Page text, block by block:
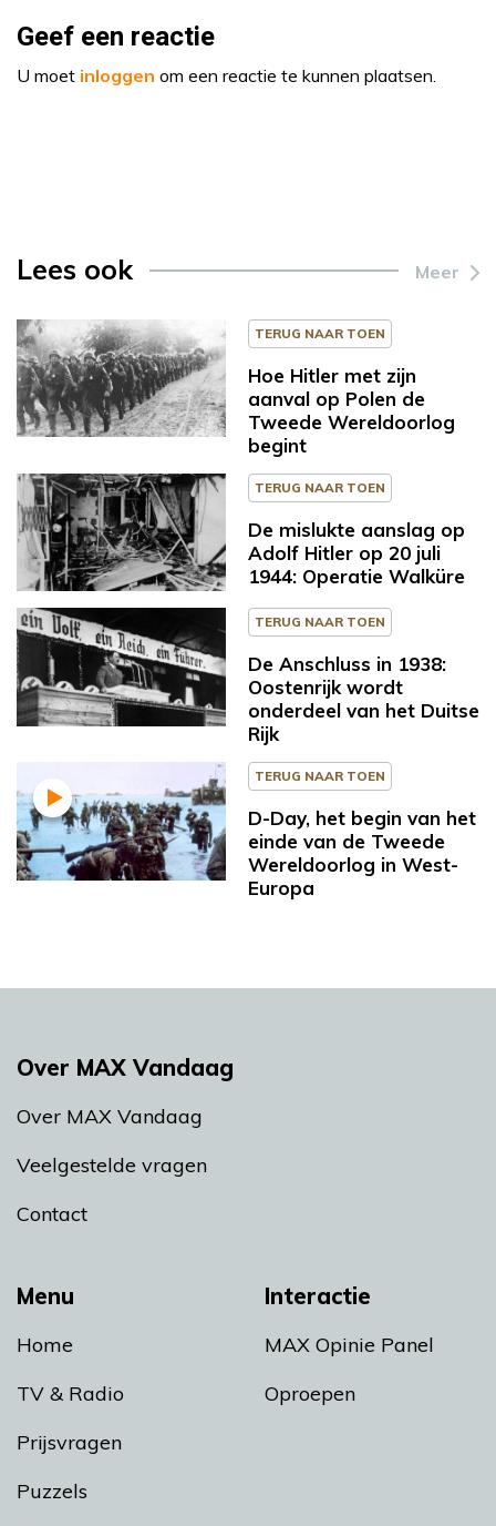
Geef een reactie
U moet inloggen om een reactie te kunnen plaatsen.
Lees ook Meer
TERUG NAAR TOEN
Hoe Hitler met zijn
aanval op Polen de
Tweede Wereldoorlog
begint
TERUG NAAR TOEN
De mislukte aanslag op
Adolf Hitler op 20 juli
1944: Operatie Walküre
TERUG NAAR TOEN
De Anschluss in 1938:
Oostenrijk wordt
onderdeel van het Duitse
Rijk
TERUG NAAR TOEN
D-Day, het begin van het
einde van de Tweede
Wereldoorlog in West-
Europa
Menu
Home
TV & Radio
Prijsvragen
Puzzels
Interactie
MAX Opinie Panel
Oproepen
Over MAX Vandaag
Over MAX Vandaag
Veelgestelde vragen
Contact